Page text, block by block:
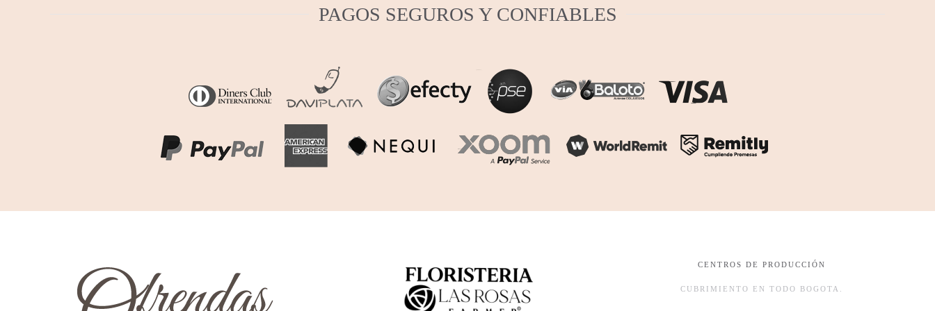
PAGOS SEGUROS Y CONFIABLES
CENTROS DE PRODUCCIÓN
CUBRIMIENTO EN TODO BOGOTA.